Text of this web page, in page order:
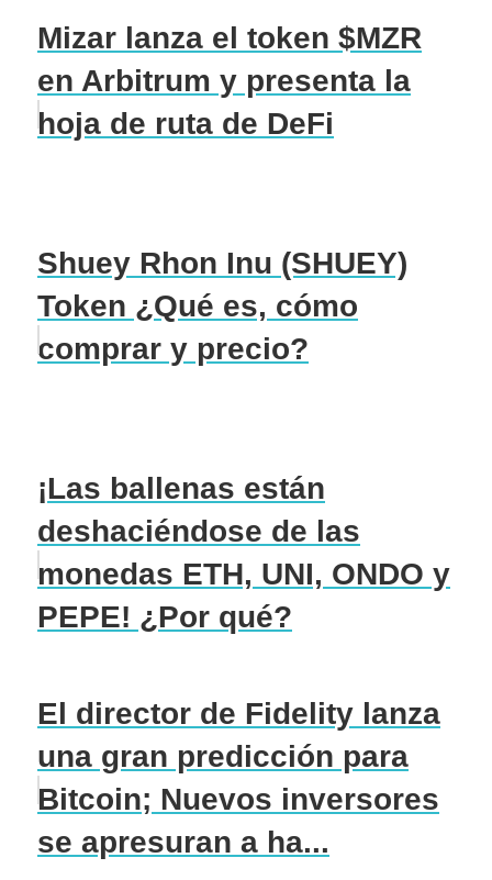
Mizar lanza el token $MZR
en Arbitrum y presenta la
hoja de ruta de DeFi
Shuey Rhon Inu (SHUEY)
Token ¿Qué es, cómo
comprar y precio?
¡Las ballenas están
deshaciéndose de las
monedas ETH, UNI, ONDO y
PEPE! ¿Por qué?
El director de Fidelity lanza
una gran predicción para
Bitcoin; Nuevos inversores
se apresuran a ha...